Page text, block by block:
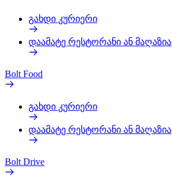
გახდი კურიერი
დაამატე რესტორანი ან მაღაზია
Bolt Food
გახდი კურიერი
დაამატე რესტორანი ან მაღაზია
Bolt Drive